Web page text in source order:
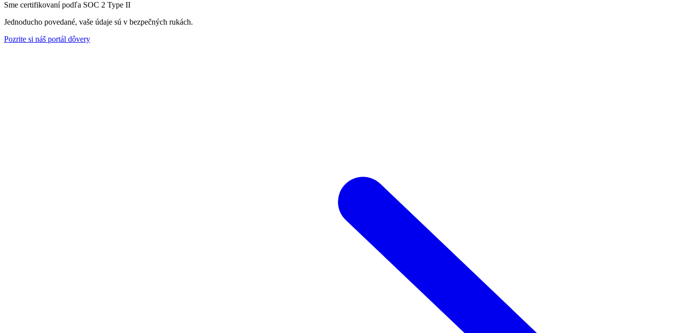
Sme certifikovaní podľa SOC 2 Type II
Jednoducho povedané, vaše údaje sú v bezpečných rukách.
Pozrite si náš portál dôvery